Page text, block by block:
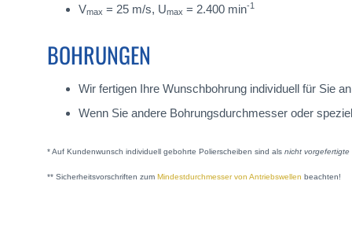
Vmax = 25 m/s, Umax = 2.400 min-1
BOHRUNGEN
Wir fertigen Ihre Wunschbohrung individuell für Sie
Wenn Sie andere Bohrungsdurchmesser oder
* Auf Kundenwunsch individuell gebohrte Polierscheiben sind als nicht vorgefertigte
** Sicherheitsvorschriften zum Mindestdurchmesser von Antriebswellen beachten!